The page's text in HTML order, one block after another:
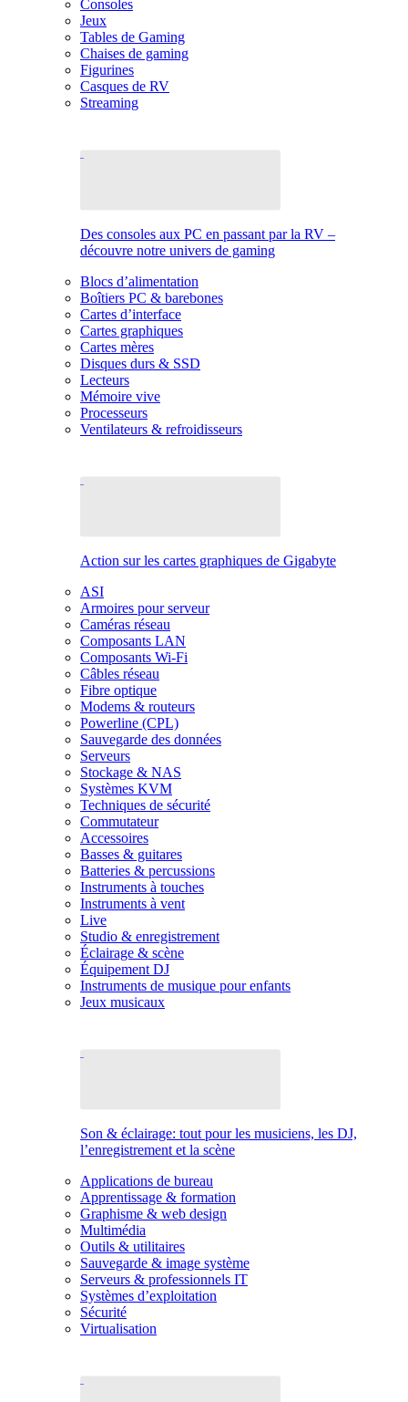
Consoles
Jeux
Tables de Gaming
Chaises de gaming
Figurines
Casques de RV
Streaming
Des consoles aux PC en passant par la RV –
découvre notre univers de gaming
Blocs d’alimentation
Boîtiers PC & barebones
Cartes d’interface
Cartes graphiques
Cartes mères
Disques durs & SSD
Lecteurs
Mémoire vive
Processeurs
Ventilateurs & refroidisseurs
Action sur les cartes graphiques de Gigabyte
ASI
Armoires pour serveur
Caméras réseau
Composants LAN
Composants Wi-Fi
Câbles réseau
Fibre optique
Modems & routeurs
Powerline (CPL)
Sauvegarde des données
Serveurs
Stockage & NAS
Systèmes KVM
Techniques de sécurité
Commutateur
Accessoires
Basses & guitares
Batteries & percussions
Instruments à touches
Instruments à vent
Live
Studio & enregistrement
Éclairage & scène
Équipement DJ
Instruments de musique pour enfants
Jeux musicaux
Son & éclairage: tout pour les musiciens, les DJ,
l’enregistrement et la scène
Applications de bureau
Apprentissage & formation
Graphisme & web design
Multimédia
Outils & utilitaires
Sauvegarde & image système
Serveurs & professionnels IT
Systèmes d’exploitation
Sécurité
Virtualisation